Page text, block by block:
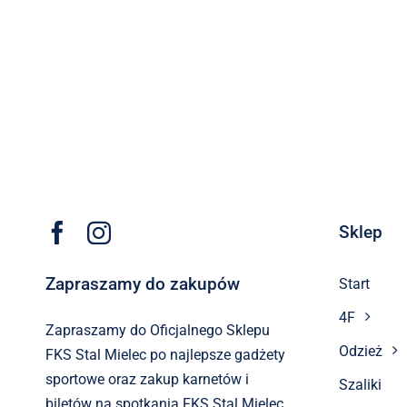
Zapraszamy do zakupów
Zapraszamy do Oficjalnego Sklepu
FKS Stal Mielec po najlepsze gadżety
sportowe oraz zakup karnetów i
biletów na spotkania FKS Stal Mielec.
Sklep
Start
4F
Odzież
Szaliki